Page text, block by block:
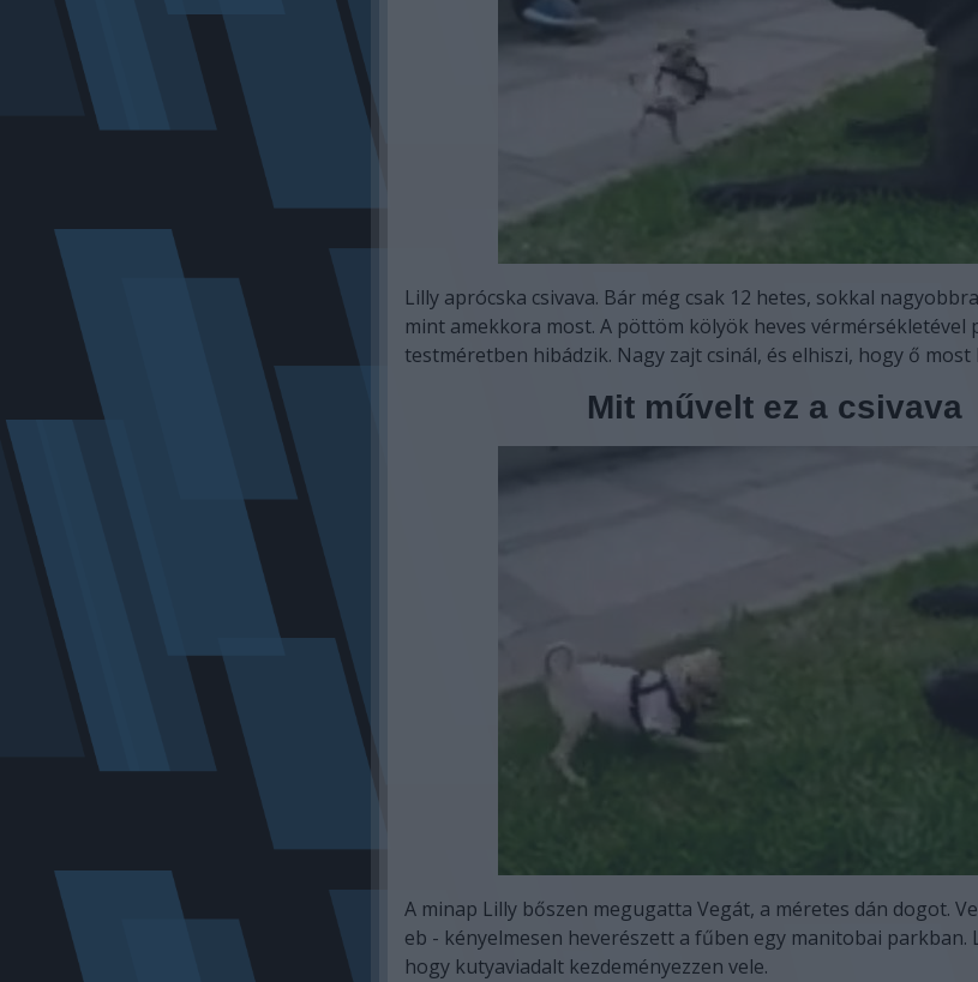
Lilly aprócska csivava. Bár még csak 12 hetes, sokkal
mint amekkora most. A pöttöm kölyök heves vérmérsékletével
testméretben hibádzik. Nagy zajt csinál, és elhiszi, hogy ő most
Mit művelt ez a csivava
A minap Lilly bőszen megugatta Vegát, a méretes dán dogot.
eb - kényelmesen heverészett a fűben egy manitobai parkban.
hogy kutyaviadalt kezdeményezzen vele.